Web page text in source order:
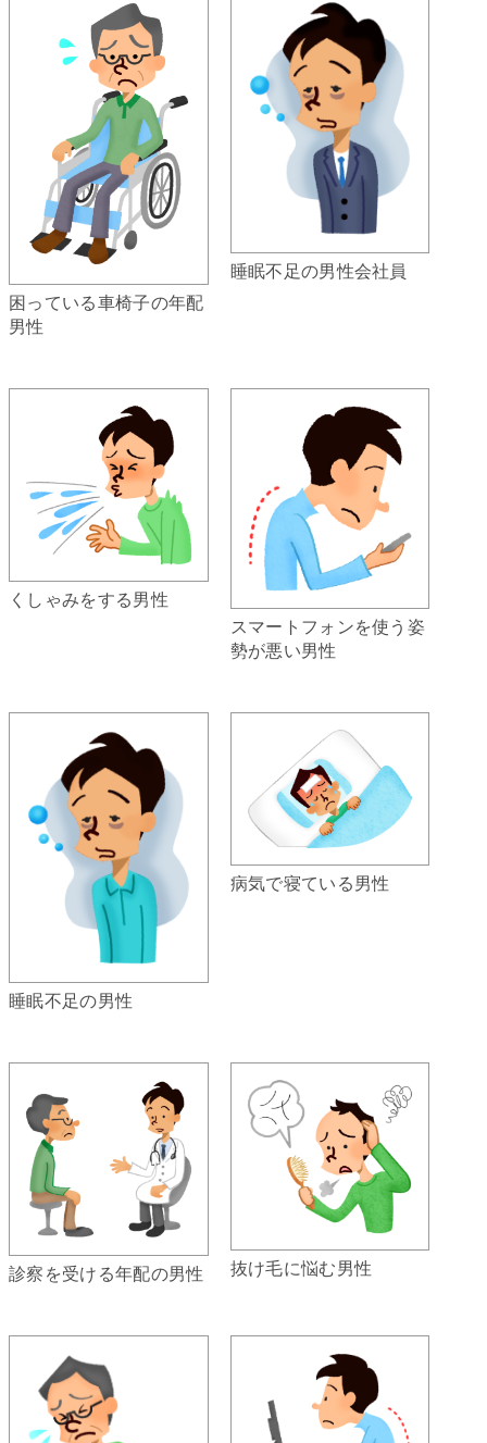
困っている車椅子の年配
男性
睡眠不足の男性会社員
くしゃみをする男性
スマートフォンを使う姿
勢が悪い男性
睡眠不足の男性
病気で寝ている男性
診察を受ける年配の男性 抜け毛に悩む男性